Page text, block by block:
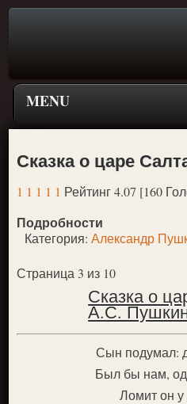
MENU
Главная страница
Поиск
ПЕРЕЙТИ К ГЛАВНОМУ МЕНЮ
Новое
Сказка о царе
1 1 1 1 1 Рейтинг 4.07 [160
Подробности
Категория:Александр
Страница 3 из 10
Сказка о
А.С.
Сын подумал:
Был бы нам,
Ломит он у